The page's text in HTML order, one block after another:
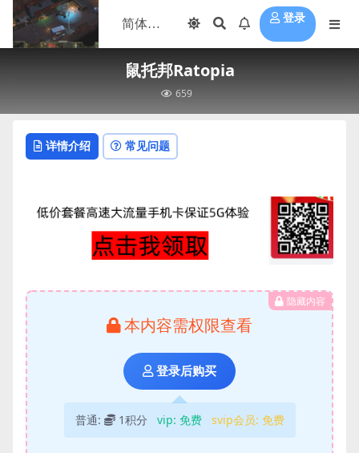
登录
鼠托邦Ratopia
659
详情介绍 常见问题
隐藏内容
本内容需权限查看
登录后购买
普通: 1积分 vip: 免费 svip会员: 免费